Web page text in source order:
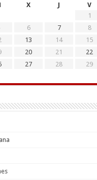
X J V
1
6 7 8
13 14 15
20 21 22
27 28 29